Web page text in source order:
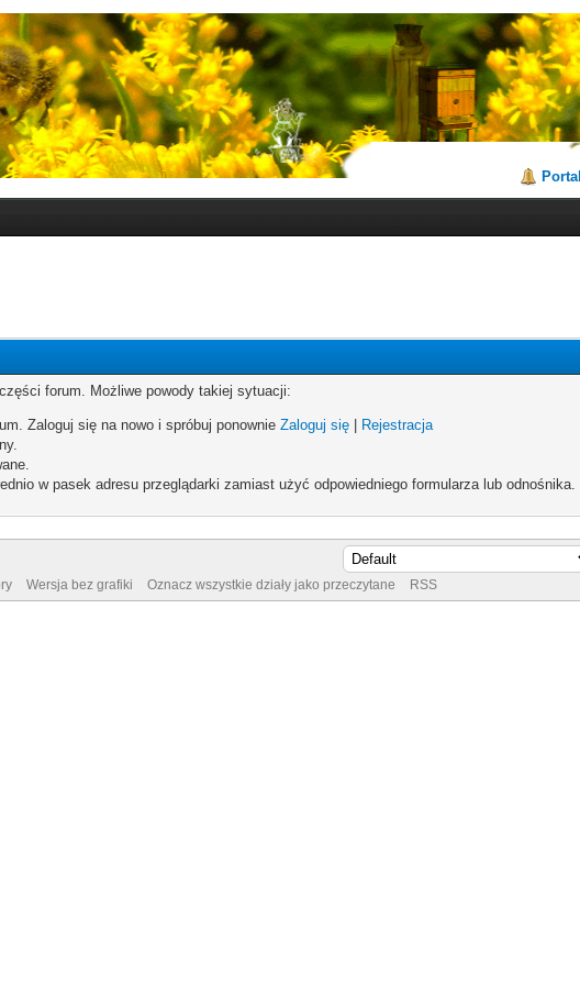
Portal
forum. Możliwe powody takiej sytuacji:
Zaloguj się na nowo i spróbuj ponownieZaloguj się
Rejestracja
w pasek adresu przeglądarki zamiast użyć odpowiedniego formularza lub odnośnika.
Wersja bez grafiki Oznacz wszystkie działy jako przeczytane RSS